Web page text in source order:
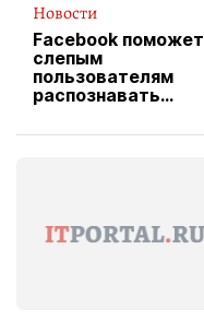
Новости
Facebook поможет
слепым
пользователям
распознавать